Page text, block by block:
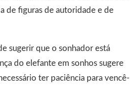
de figuras de autoridade e de
sugerir que o sonhador está
do elefante em sonhos sugere
ter paciência para vencê-